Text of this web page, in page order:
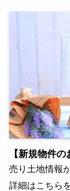
【新規物件の
売り土地情報
詳細はこちら